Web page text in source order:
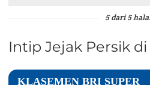
5 dari 5
Intip Jejak Persik